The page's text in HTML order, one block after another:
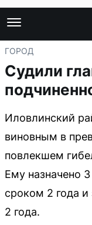
ГОРОД
Судили
Иловлинский
виновным в
повлекшем
Ему назначено
сроком 2 года
2 года.